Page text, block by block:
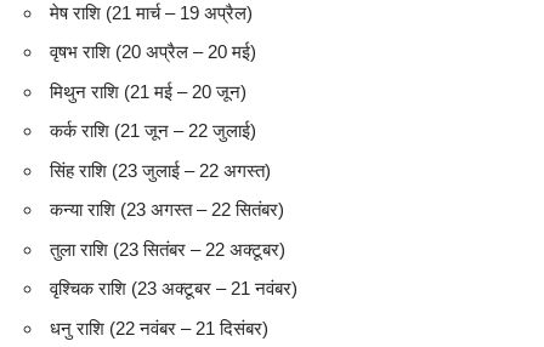
मेष राशि (21 मार्च – 19 अप्रैल)
वृषभ राशि (20 अप्रैल – 20 मई)
मिथुन राशि (21 मई – 20 जून)
कर्क राशि (21 जून – 22 जुलाई)
सिंह राशि (23 जुलाई – 22 अगस्त)
कन्या राशि (23 अगस्त – 22 सितंबर)
तुला राशि (23 सितंबर – 22 अक्टूबर)
वृश्चिक राशि (23 अक्टूबर – 21 नवंबर)
धनु राशि (22 नवंबर – 21 दिसंबर)